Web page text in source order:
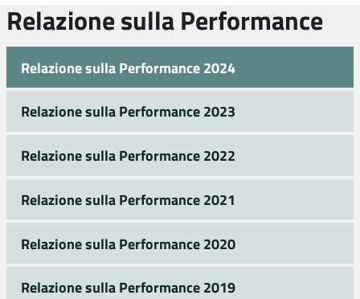
Relazione sulla Performance
Relazione sulla Performance 2024
Relazione sulla Performance 2023
Relazione sulla Performance 2022
Relazione sulla Performance 2021
Relazione sulla Performance 2020
Relazione sulla Performance 2019